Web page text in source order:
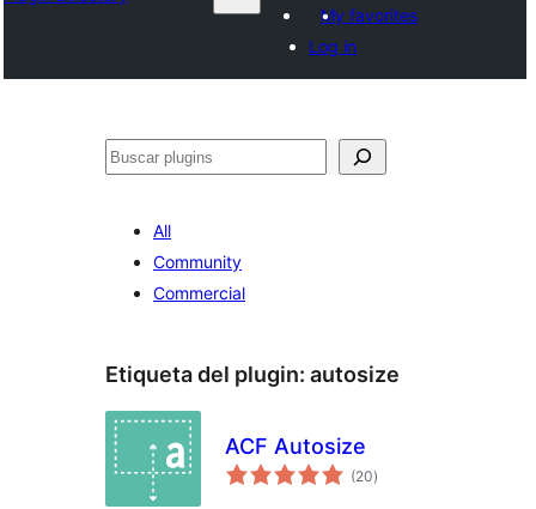
My favorites
Log in
Buscar
All
Community
Commercial
Etiqueta del plugin: autosize
ACF Autosize
(20total
de
)